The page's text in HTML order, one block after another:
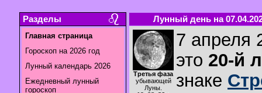
Разделы
Главная страница
Гороскоп на 2026 год
Лунный календарь 2026
Ежедневный лунный
гороскоп
Лунный день на
Третья фаза
убывающей
Луны.
7 апреля
это 20-й
знаке